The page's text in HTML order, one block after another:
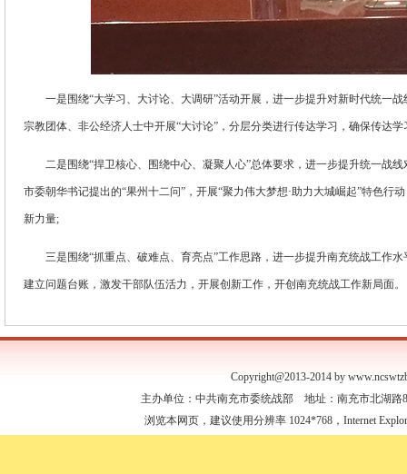
一是围绕“大学习、大讨论、大调研”活动开展，进一步提升对新时代统一战
宗教团体、非公经济人士中开展“大讨论”，分层分类进行传达学习，确保传达学
二是围绕“捍卫核心、围绕中心、凝聚人心”总体要求，进一步提升统一战线
市委朝华书记提出的“果州十二问”，开展“聚力伟大梦想·助力大城崛起”特色行
新力量;
三是围绕“抓重点、破难点、育亮点”工作思路，进一步提升南充统战工作水
建立问题台账，激发干部队伍活力，开展创新工作，开创南充统战工作新局面。
Copyright@2013-2014 by
主办单位：中共南充市委统战部 地址：南充市北湖
浏览本网页，建议使用分辨率 1024*768，Internet